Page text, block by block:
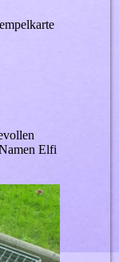
130€.
Elfi